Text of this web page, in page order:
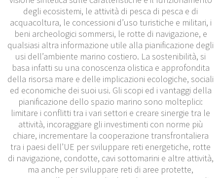
degli ecosistemi, le attività di pesca di pesca e di
acquacoltura, le concessioni d’uso turistiche e militari, i
beni archeologici sommersi, le rotte di navigazione, e
qualsiasi altra informazione utile alla pianificazione degli
usi dell’ambiente marino costiero. La sostenibilità, si
basa infatti su una conoscenza olistica e approfondita
della risorsa mare e delle implicazioni ecologiche, sociali
ed economiche dei suoi usi. Gli scopi ed i vantaggi della
pianificazione dello spazio marino sono molteplici:
limitare i conflitti tra i vari settori e creare sinergie tra le
attività, incoraggiare gli investimenti con norme più
chiare, incrementare la cooperazione transfrontaliera
tra i paesi dell’UE per sviluppare reti energetiche, rotte
di navigazione, condotte, cavi sottomarini e altre attività,
ma anche per sviluppare reti di aree protette,